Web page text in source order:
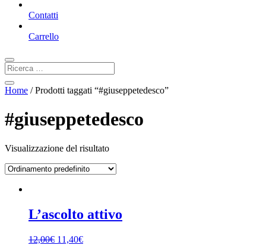
Contatti
Carrello
Home / Prodotti taggati “#giuseppetedesco”
#giuseppetedesco
Visualizzazione del risultato
L’ascolto attivo
12,00€ 11,40€